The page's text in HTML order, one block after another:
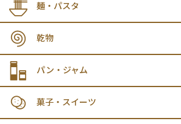
麺・パスタ
乾物
パン・ジャム
菓子・スイーツ